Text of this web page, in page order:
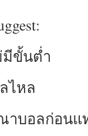
มีขั้นต่ำ
ไหล
าบอลก่อนแ